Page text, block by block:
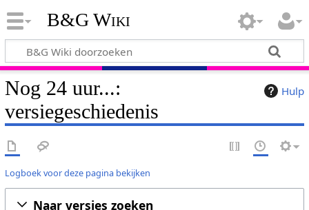
B&G Wiki
Hulp
Nog 24 uur...:
versiegeschiedenis
Logboek voor deze pagina bekijken
Naar versies zoeken